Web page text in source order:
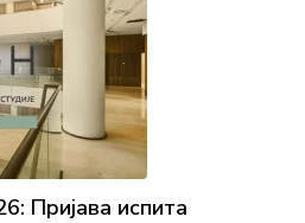
Пријава испита